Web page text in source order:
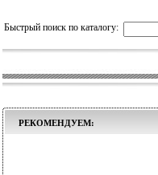
Быстрый поиск по каталогу:
РЕКОМЕНДУЕМ: